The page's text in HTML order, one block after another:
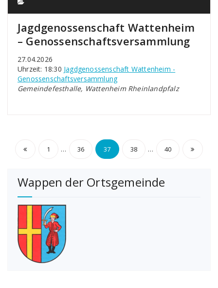
Jagdgenossenschaft Wattenheim
– Genossenschaftsversammlung
27.04.2026
Uhrzeit: 18:30 Jagdgenossenschaft Wattenheim -
Genossenschaftsversammlung
Gemeindefesthalle, Wattenheim Rheinlandpfalz
Seitennummerierung
Beiträge
1 … 36 37 38 … 40
Wappen der Ortsgemeinde